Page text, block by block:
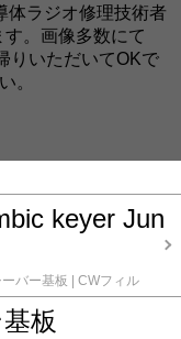
体ラジオ修理技術者
。画像多数にて
りいただいてOKで
。
keyer Jun
バー基板
CWフィル
ever599 type B.
CW練
板